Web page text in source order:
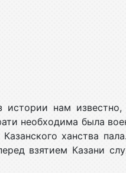
истории нам
необходима была
ханства
взятием Казани